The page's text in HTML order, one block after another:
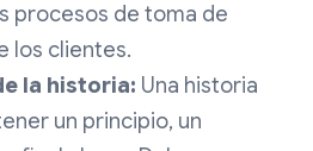
procesos de toma de
los clientes.
la historia: Una historia
un principio, un